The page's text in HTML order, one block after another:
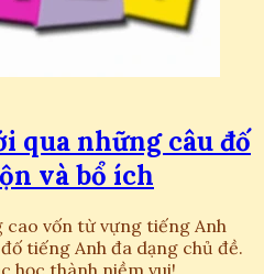
qua những câu đố
và bổ ích
cao vốn từ vựng tiếng Anh
tiếng Anh đa dạng chủ đề.